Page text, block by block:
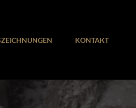
KONTAKT